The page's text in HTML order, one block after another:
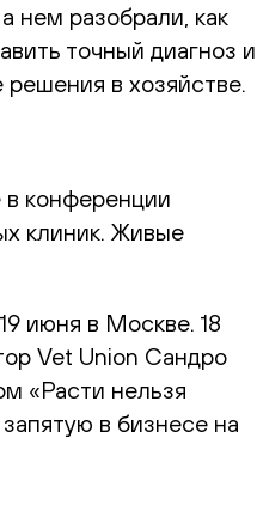
нем разобрали, как
точный диагноз и
в хозяйстве.
в конференции
клиник. Живые
июня в Москве. 18
Vet Union Сандро
«Расти нельзя
в бизнесе на